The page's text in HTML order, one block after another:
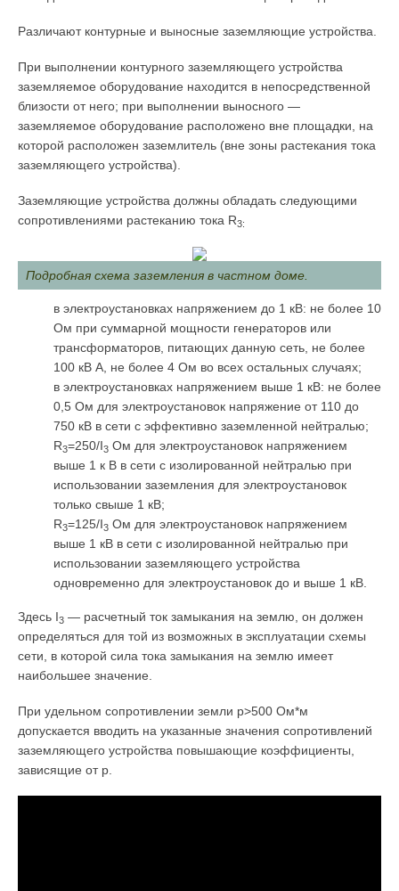
Различают контурные и выносные заземляющие устройства.
При выполнении контурного заземляющего устройства
заземляемое оборудование находится в непосредственной
близости от него; при выполнении выносного —
заземляемое оборудование расположено вне площадки, на
которой расположен заземлитель (вне зоны растекания тока
заземляющего устройства).
Заземляющие устройства должны обладать следующими
сопротивлениями растеканию тока R3:
Подробная схема заземления в частном доме.
в электроустановках напряжением до 1 кВ: не более 10
Ом при суммарной мощности генераторов или
трансформаторов, питающих данную сеть, не более
100 кВ А, не более 4 Ом во всех остальных случаях;
в электроустановках напряжением выше 1 кВ: не более
0,5 Ом для электроустановок напряжение от 110 до
750 кВ в сети с эффективно заземленной нейтралью;
R3=250/I3 Ом для электроустановок напряжением
выше 1 к В в сети с изолированной нейтралью при
использовании заземления для электроустановок
только свыше 1 кВ;
R3=125/I3 Ом для электроустановок напряжением
выше 1 кВ в сети с изолированной нейтралью при
использовании заземляющего устройства
одновременно для электроустановок до и выше 1 кВ.
Здесь I3 — расчетный ток замыкания на землю, он должен
определяться для той из возможных в эксплуатации схемы
сети, в которой сила тока замыкания на землю имеет
наибольшее значение.
При удельном сопротивлении земли р>500 Ом*м
допускается вводить на указанные значения сопротивлений
заземляющего устройства повышающие коэффициенты,
зависящие от р.